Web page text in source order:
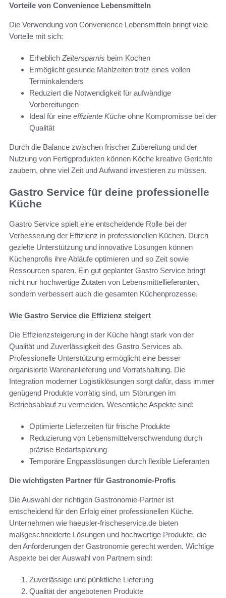
Vorteile von Convenience Lebensmitteln
Die Verwendung von Convenience Lebensmitteln bringt viele
Vorteile mit sich:
Erheblich Zeitersparnis beim Kochen
Ermöglicht gesunde Mahlzeiten trotz eines vollen
Terminkalenders
Reduziert die Notwendigkeit für aufwändige
Vorbereitungen
Ideal für eine effiziente Küche ohne Kompromisse bei der
Qualität
Durch die Balance zwischen frischer Zubereitung und der
Nutzung von Fertigprodukten können Köche kreative Gerichte
zaubern, ohne viel Zeit und Aufwand investieren zu müssen.
Gastro Service für deine professionelle
Küche
Gastro Service spielt eine entscheidende Rolle bei der
Verbesserung der Effizienz in professionellen Küchen. Durch
gezielte Unterstützung und innovative Lösungen können
Küchenprofis ihre Abläufe optimieren und so Zeit sowie
Ressourcen sparen. Ein gut geplanter Gastro Service bringt
nicht nur hochwertige Zutaten von Lebensmittellieferanten,
sondern verbessert auch die gesamten Küchenprozesse.
Wie Gastro Service die Effizienz steigert
Die Effizienzsteigerung in der Küche hängt stark von der
Qualität und Zuverlässigkeit des Gastro Services ab.
Professionelle Unterstützung ermöglicht eine besser
organisierte Warenanlieferung und Vorratshaltung. Die
Integration moderner Logistiklösungen sorgt dafür, dass immer
genügend Produkte vorrätig sind, um Störungen im
Betriebsablauf zu vermeiden. Wesentliche Aspekte sind:
Optimierte Lieferzeiten für frische Produkte
Reduzierung von Lebensmittelverschwendung durch
präzise Bedarfsplanung
Temporäre Engpasslösungen durch flexible Lieferanten
Die wichtigsten Partner für Gastronomie-Profis
Die Auswahl der richtigen Gastronomie-Partner ist
entscheidend für den Erfolg einer professionellen Küche.
Unternehmen wie haeusler-frischeservice.de bieten
maßgeschneiderte Lösungen und hochwertige Produkte, die
den Anforderungen der Gastronomie gerecht werden. Wichtige
Aspekte bei der Auswahl von Partnern sind:
Zuverlässige und pünktliche Lieferung
Qualität der angebotenen Produkte